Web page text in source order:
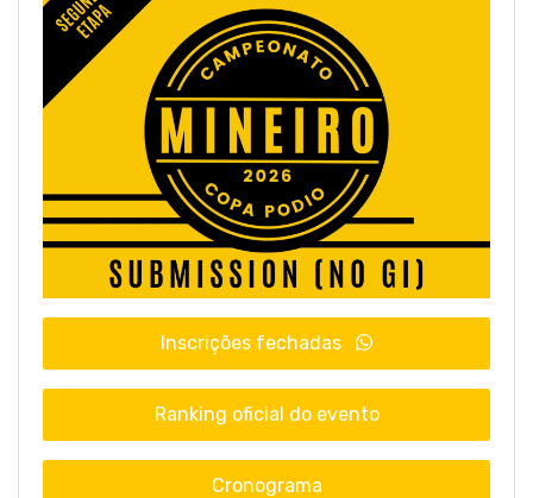
Inscrições fechadas
Ranking oficial do evento
Cronograma